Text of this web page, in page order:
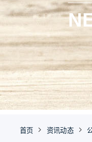
首页 资讯动态